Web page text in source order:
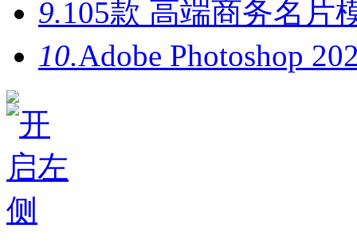
9.105款 高端商务名片
10.Adobe Photoshop